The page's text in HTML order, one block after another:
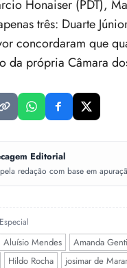
Honaiser (PDT),
três: Duarte
concordaram que
da própria Câmara
Editorial
redação com base em
Aluísio Mendes Amanda
Hildo Rocha josimar de